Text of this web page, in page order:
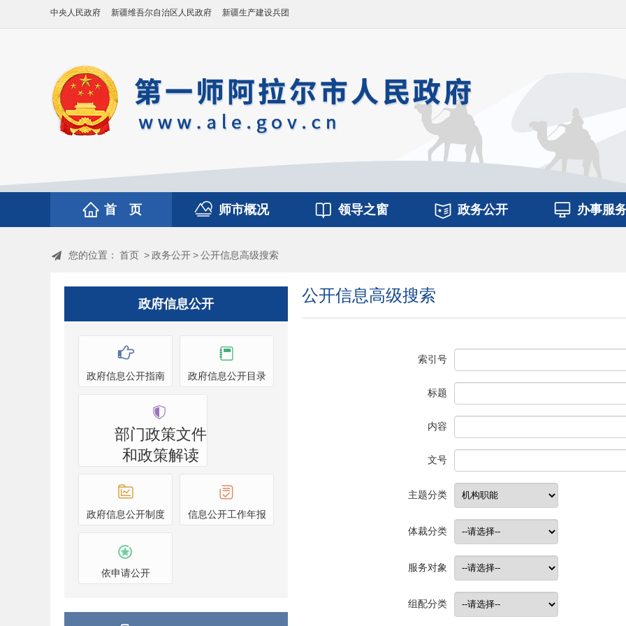
中央人民政府 新疆维吾尔自治区人民政府 新疆生产建设兵团
首 页 师市概况 领导之窗 政务公开 办事服
您的位置： 首页 >政务公开>公开信息高级搜索
政府信息公开
政府信息公开指南 政府信息公开目录
部门政策文件
和政策解读
政府信息公开制度 信息公开工作年报
依申请公开
公开信息高级搜索
索引号
标题
内容
文号
主题分类
体裁分类
服务对象
组配分类